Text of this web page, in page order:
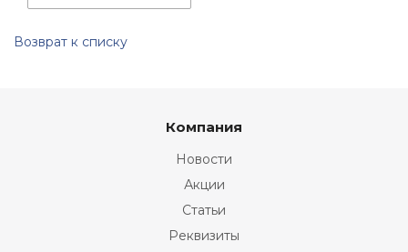
Возврат к списку
Компания
Новости
Акции
Статьи
Реквизиты